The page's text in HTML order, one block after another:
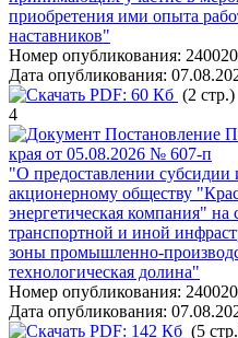
приобретения ими опыта
наставников"
Номер опубликования:
Дата опубликования:
PDF: 60 Кб (2 стр.)
4
Постановление
края от 05.08.2026 № 607-п
"О предоставлении субсидии
акционерному обществу
энергетическая компания"
транспортной и иной
зоны промышленно-
технологическая долина"
Номер опубликования:
Дата опубликования:
PDF: 142 Кб (5